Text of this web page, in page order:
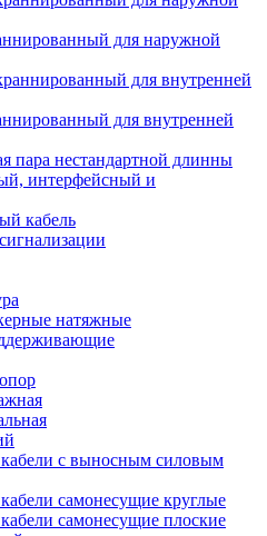
для наружной
для внутренней
для внутренней
пара нестандартной длинны
интерфейсный и
кабель
натяжные
с выносным силовым
самонесущие круглые
самонесущие плоские